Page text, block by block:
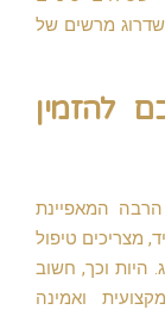
מרשים של
להזמין
המאפיינת
מצריכים טיפול
היות וכך, חשוב
ואמינה